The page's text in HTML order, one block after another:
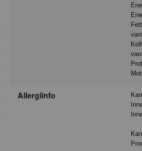
Allergiinfo